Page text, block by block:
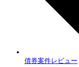
債券案件レビュー